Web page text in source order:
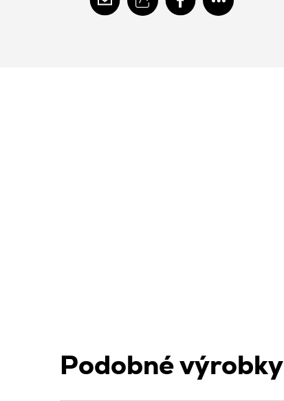
Podobné výrobky